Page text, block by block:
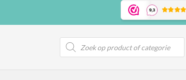
Producten
zoeken